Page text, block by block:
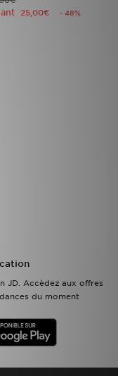
25,00€ - 48%
JD. Accèdez aux offres
du moment